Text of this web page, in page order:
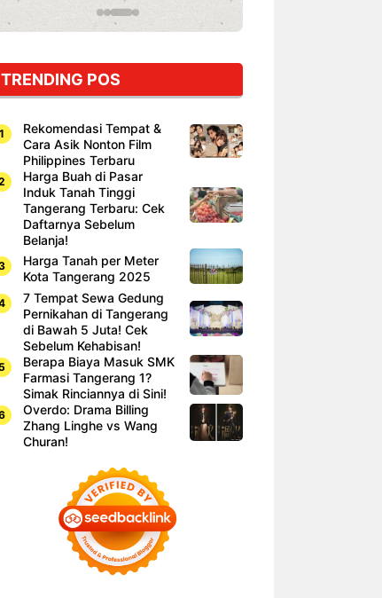
TRENDING POS
Rekomendasi Tempat &
Cara Asik Nonton Film
Philippines Terbaru
Harga Buah di Pasar
Induk Tanah Tinggi
Tangerang Terbaru: Cek
Daftarnya Sebelum
Belanja!
Harga Tanah per Meter
Kota Tangerang 2025
7 Tempat Sewa Gedung
Pernikahan di Tangerang
di Bawah 5 Juta! Cek
Sebelum Kehabisan!
Berapa Biaya Masuk SMK
Farmasi Tangerang 1?
Simak Rinciannya di Sini!
Overdo: Drama Billing
Zhang Linghe vs Wang
Churan!